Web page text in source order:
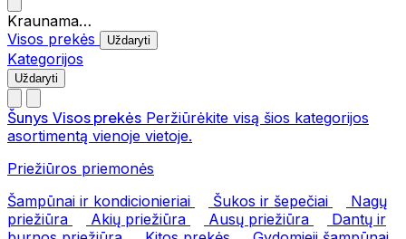
Kraunama…
Visos prekės
Uždaryti
Kategorijos
Uždaryti
Šunys Visos prekės Peržiūrėkite visą šios kategorijos
asortimentą vienoje vietoje.
Priežiūros priemonės
Šampūnai ir kondicionieriai
Šukos ir šepečiai
Nagų
priežiūra
Akių priežiūra Ausų priežiūra
Dantų ir